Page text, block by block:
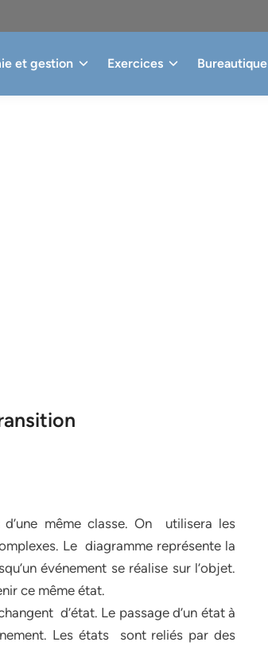
et gestion Exercices Bureautique
même classe. On utilisera les
Le diagramme représente la
événement se réalise sur l’objet.
ce même état.
d’état. Le passage d’un état à
Les états sont reliés par des